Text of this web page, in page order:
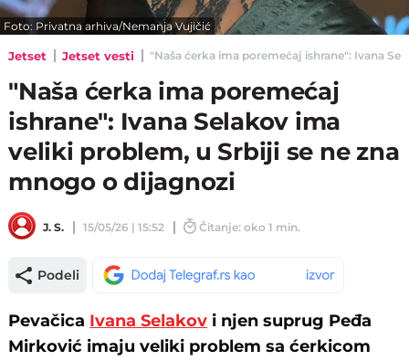
Foto: Privatna arhiva/Nemanja Vujičić
Jetset Jetset vesti "Naša ćerka ima poremećaj ishrane": Ivana
"Naša ćerka ima poremećaj
ishrane": Ivana Selakov ima
veliki problem, u Srbiji se ne zna
mnogo o dijagnozi
J. S. 15/05/26 | 15:52 Čitanje: oko 1 min.
Podeli
Pevačica Ivana Selakov i njen suprug Peđa
Mirković imaju veliki problem sa ćerkicom